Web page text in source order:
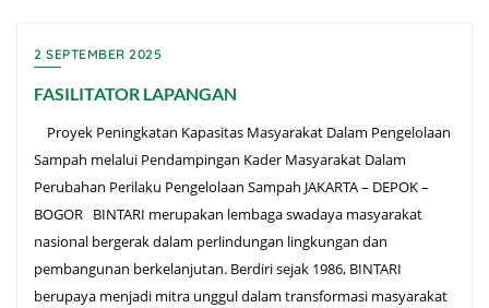
2 SEPTEMBER 2025
FASILITATOR LAPANGAN
Proyek Peningkatan Kapasitas Masyarakat Dalam Pengelolaan
Sampah melalui Pendampingan Kader Masyarakat Dalam
Perubahan Perilaku Pengelolaan Sampah JAKARTA – DEPOK –
BOGOR BINTARI merupakan lembaga swadaya masyarakat
nasional bergerak dalam perlindungan lingkungan dan
pembangunan berkelanjutan. Berdiri sejak 1986, BINTARI
berupaya menjadi mitra unggul dalam transformasi masyarakat